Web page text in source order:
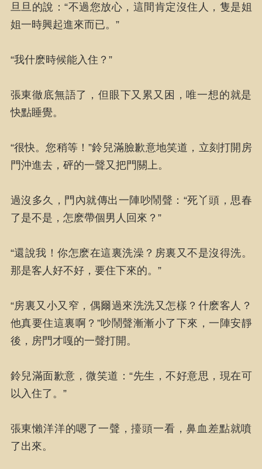
旦旦的說：“不過您放心，這間肯定沒住人，隻是姐
姐一時興起進來而已。”
“我什麽時候能入住？”
張東徹底無語了，但眼下又累又困，唯一想的就是
快點睡覺。
“很快。您稍等！”鈴兒滿臉歉意地笑道，立刻打開房
門沖進去，砰的一聲又把門關上。
過沒多久，門內就傳出一陣吵鬧聲：“死丫頭，思春
了是不是，怎麽帶個男人回來？”
“還說我！你怎麽在這裏洗澡？房裏又不是沒得洗。
那是客人好不好，要住下來的。”
“房裏又小又窄，偶爾過來洗洗又怎樣？什麽客人？
他真要住這裏啊？”吵鬧聲漸漸小了下來，一陣安靜
後，房門才嘎的一聲打開。
鈴兒滿面歉意，微笑道：“先生，不好意思，現在可
以入住了。”
張東懶洋洋的嗯了一聲，擡頭一看，鼻血差點就噴
了出來。